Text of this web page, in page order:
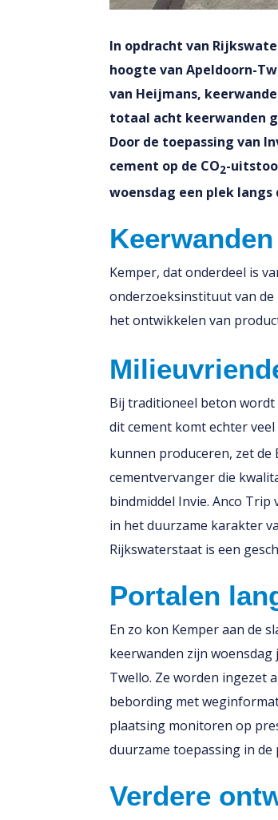
In opdracht van
hoogte van Apeldoorn-
van Heijmans,
totaal acht keerwanden
Door de toepassing van
cement op de CO2-
woensdag een plek langs
Kemper, dat onderdeel is
onderzoeksinstituut van de
het ontwikkelen van
Bij traditioneel beton wordt
dit cement komt echter veel
kunnen produceren, zet de
cementvervanger die
bindmiddel Invie. Anco Trip
in het duurzame karakter
Rijkswaterstaat is een
Portalen
En zo kon Kemper aan de
keerwanden zijn
Twello. Ze worden ingezet
bebording met
plaatsing monitoren op
duurzame toepassing in de
Verdere